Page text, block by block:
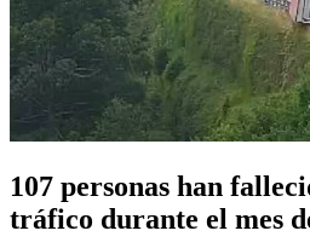
107 personas han
tráfico durante el mes